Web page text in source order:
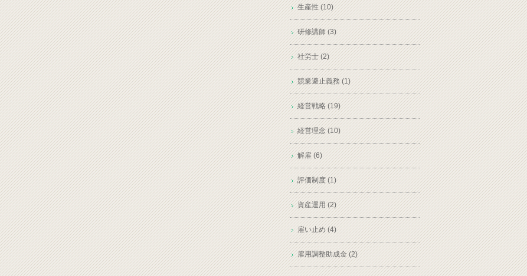
生産性 (10)
研修講師 (3)
社労士 (2)
競業避止義務 (1)
経営戦略 (19)
経営理念 (10)
解雇 (6)
評価制度 (1)
資産運用 (2)
雇い止め (4)
雇用調整助成金 (2)